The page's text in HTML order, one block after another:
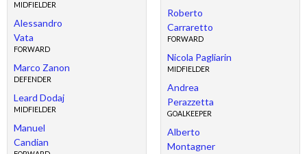
MIDFIELDER
Alessandro
Vata
FORWARD
Marco Zanon
DEFENDER
Leard Dodaj
MIDFIELDER
Manuel
Candian
Roberto
Carraretto
FORWARD
Nicola Pagliarin
MIDFIELDER
Andrea
Perazzetta
GOALKEEPER
Alberto
Montagner